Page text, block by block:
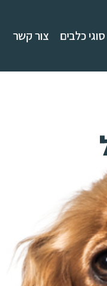
סוגי כלבים צור קשר